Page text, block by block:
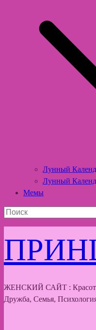
Лунный
Лунный
Мемы
ЖЕНСКИЙ САЙТ :
Дружба, Семья,